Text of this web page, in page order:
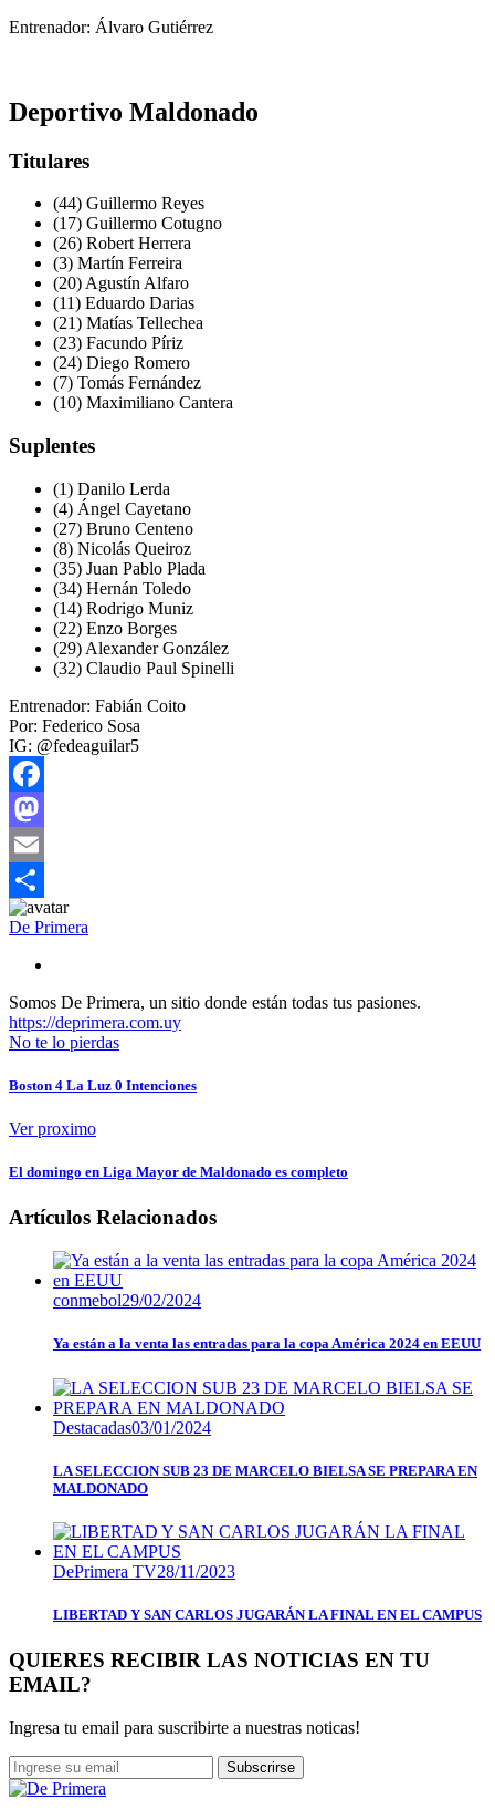
Entrenador: Álvaro Gutiérrez
Deportivo Maldonado
Titulares
(44) Guillermo Reyes
(17) Guillermo Cotugno
(26) Robert Herrera
(3) Martín Ferreira
(20) Agustín Alfaro
(11) Eduardo Darias
(21) Matías Tellechea
(23) Facundo Píriz
(24) Diego Romero
(7) Tomás Fernández
(10) Maximiliano Cantera
Suplentes
(1) Danilo Lerda
(4) Ángel Cayetano
(27) Bruno Centeno
(8) Nicolás Queiroz
(35) Juan Pablo Plada
(34) Hernán Toledo
(14) Rodrigo Muniz
(22) Enzo Borges
(29) Alexander González
(32) Claudio Paul Spinelli
Entrenador: Fabián Coito
Por: Federico Sosa
IG: @fedeaguilar5
Facebook
Mastodon
Email
Compartir
De Primera
Somos De Primera, un sitio donde están todas tus pasiones.
https://deprimera.com.uy
No te lo pierdas
Boston 4 La Luz 0 Intenciones
Ver proximo
El domingo en Liga Mayor de Maldonado es completo
Artículos Relacionados
conmebol29/02/2024
Ya están a la venta las entradas para la copa América 2024 en EEUU
Destacadas03/01/2024
LA SELECCION SUB 23 DE MARCELO BIELSA SE PREPARA EN
MALDONADO
DePrimera TV28/11/2023
LIBERTAD Y SAN CARLOS JUGARÁN LA FINAL EN EL CAMPUS
QUIERES RECIBIR LAS NOTICIAS EN TU
EMAIL?
Ingresa tu email para suscribirte a nuestras noticas!
Subscrirse